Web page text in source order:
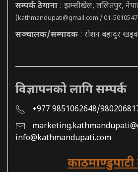
सम्पर्क ठेगाना : झम्सीखेल, ललितपुर,
(kathmandupati@gmail.com / 01-
सञ्चालक/सम्पादक : रोशन बहादुर
विज्ञापनको लागि सम्पर्क
+977 9851062648/
info@kathmandupati.com
काठमाण्डुपाटी